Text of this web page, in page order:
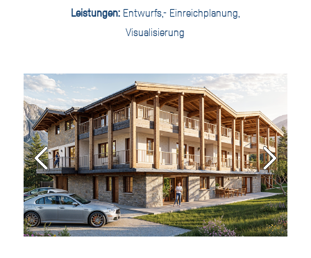
Leistungen: Entwurfs,- Einreichplanung,
Visualisierung